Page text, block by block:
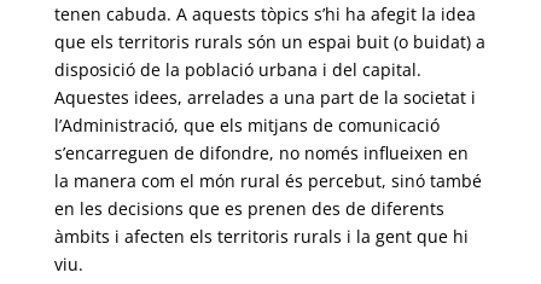
tenen cabuda. A aquests tòpics s’hi ha afegit la idea
que els territoris rurals són un espai buit (o buidat) a
disposició de la població urbana i del capital.
Aquestes idees, arrelades a una part de la societat i
l’Administració, que els mitjans de comunicació
s’encarreguen de difondre, no només influeixen en
la manera com el món rural és percebut, sinó també
en les decisions que es prenen des de diferents
àmbits i afecten els territoris rurals i la gent que hi
viu.